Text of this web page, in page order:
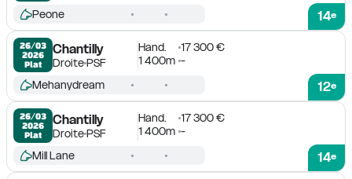
14e
Peone
26/03
2026
Plat
Chantilly
DroitePSF
Hand.
17 300 €
1 400m -
12e
Mehanydream
26/03
2026
Plat
Chantilly
DroitePSF
Hand.
17 300 €
1 400m -
14e
Mill Lane